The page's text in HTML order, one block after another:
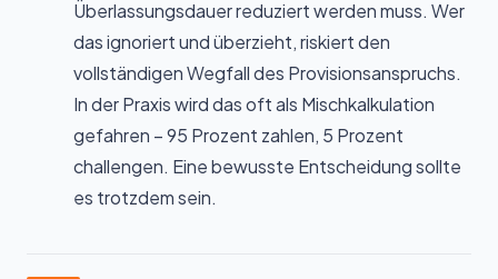
Überlassungsdauer reduziert werden muss. Wer
das ignoriert und überzieht, riskiert den
vollständigen Wegfall des Provisionsanspruchs.
In der Praxis wird das oft als Mischkalkulation
gefahren – 95 Prozent zahlen, 5 Prozent
challengen. Eine bewusste Entscheidung sollte
es trotzdem sein.